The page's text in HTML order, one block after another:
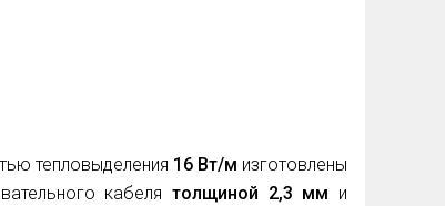
тепловыделения 16 Вт/м изготовлены
кабелятолщиной 2,3 мм и